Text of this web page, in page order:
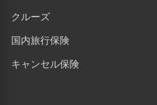
クルーズ
国内旅行保険
キャンセル保険